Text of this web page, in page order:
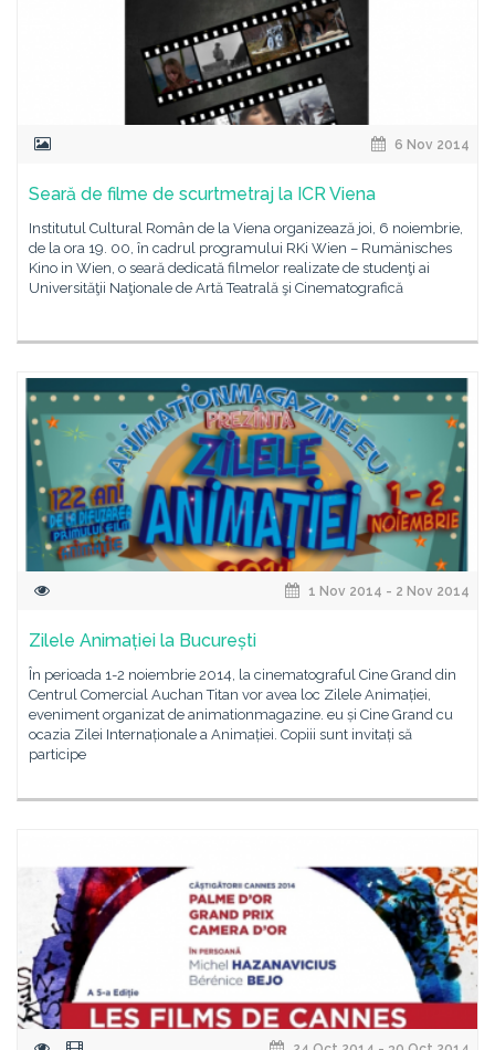
6 Nov 2014
Seară de filme de scurtmetraj la ICR Viena
Institutul Cultural Român de la Viena organizează joi, 6 noiembrie,
de la ora 19. 00, în cadrul programului RKi Wien – Rumänisches
Kino in Wien, o seară dedicată filmelor realizate de studenţi ai
Universităţii Naţionale de Artă Teatrală şi Cinematografică
1 Nov 2014 - 2 Nov 2014
Zilele Animației la București
În perioada 1-2 noiembrie 2014, la cinematograful Cine Grand din
Centrul Comercial Auchan Titan vor avea loc Zilele Animației,
eveniment organizat de animationmagazine. eu și Cine Grand cu
ocazia Zilei Internaționale a Animației. Copiii sunt invitați să
participe